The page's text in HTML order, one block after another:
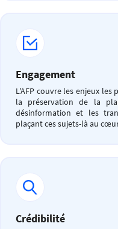
Engagement
L'AFP couvre les enjeux
la préservation de la
désinformation et les
plaçant ces sujets-là au
Crédibilité